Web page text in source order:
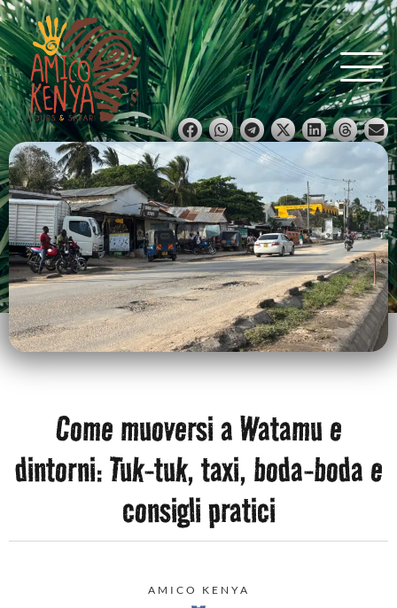
Come muoversi a Watamu e
dintorni: Tuk-tuk, taxi, boda-boda e
consigli pratici
AMICO KENYA